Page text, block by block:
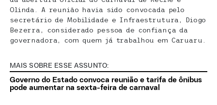
Olinda. A reunião havia sido convocada pelo
secretário de Mobilidade e Infraestrutura, Diogo
Bezerra, considerado pessoa de confiança da
governadora, com quem já trabalhou em Caruaru.
MAIS SOBRE ESSE ASSUNTO:
Governo do Estado convoca reunião e tarifa de ônibus
pode aumentar na sexta-feira de carnaval